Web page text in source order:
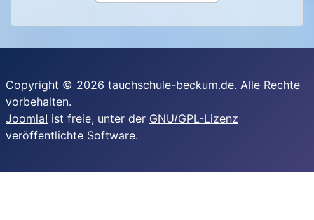
Copyright © 2026 tauchschule-beckum.de. Alle Rechte
vorbehalten.
Joomla! ist freie, unter der GNU/GPL-Lizenz
veröffentlichte Software.